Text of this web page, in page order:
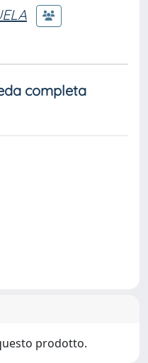
completa
prodotto.